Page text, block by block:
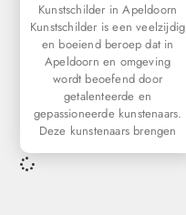
Kunstschilder in Apeldoorn
Kunstschilder is een veelzijdig
en boeiend beroep dat in
Apeldoorn en omgeving
wordt beoefend door
getalenteerde en
gepassioneerde kunstenaars.
Deze kunstenaars brengen